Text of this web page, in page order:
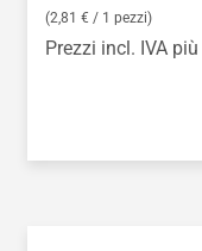
(2,81 € / 1 pezzi)
Prezzi incl. IVA